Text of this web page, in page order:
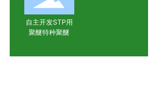
自主开发STP用
聚醚特种聚醚